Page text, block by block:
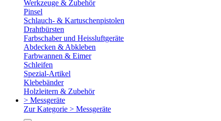
Werkzeuge & Zubehör
Pinsel
Schlauch- & Kartuschenpistolen
Drahtbürsten
Farbschaber und Heissluftgeräte
Abdecken & Abkleben
Farbwannen & Eimer
Schleifen
Spezial-Artikel
Klebebänder
Holzleitern & Zubehör
> Messgeräte
Zur Kategorie > Messgeräte